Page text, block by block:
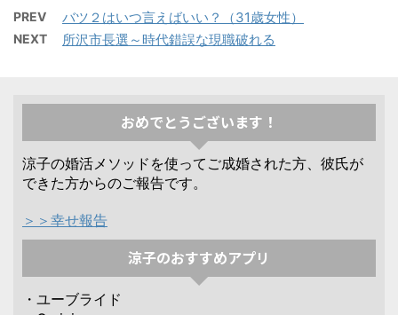
PREV バツ２はいつ言えばいい？（31歳女性）
NEXT 所沢市長選～時代錯誤な現職破れる
おめでとうございます！
涼子の婚活メソッドを使ってご成婚された方、彼氏が
できた方からのご報告です。
＞＞幸せ報告
涼子のおすすめアプリ
・ユーブライド